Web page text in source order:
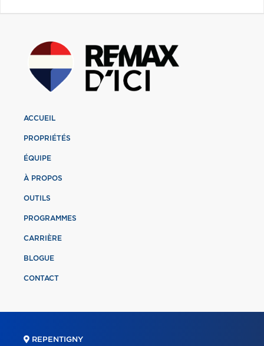
ACCUEIL
PROPRIÉTÉS
ÉQUIPE
À PROPOS
OUTILS
PROGRAMMES
CARRIÈRE
BLOGUE
CONTACT
REPENTIGNY